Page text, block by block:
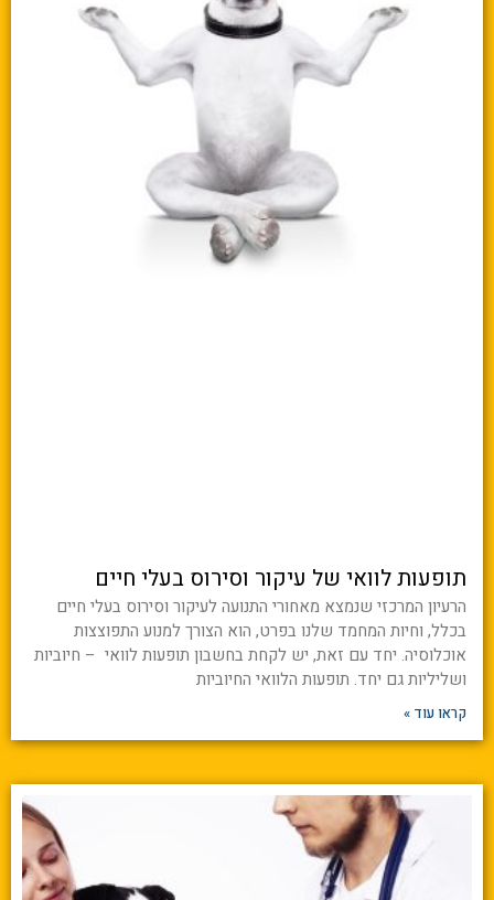
תופעות לוואי של עיקור וסירוס בעלי חיים
הרעיון המרכזי שנמצא מאחורי התנועה לעיקור וסירוס בעלי חיים
בכלל, וחיות המחמד שלנו בפרט, הוא הצורך למנוע התפוצצות
אוכלוסיה. יחד עם זאת, יש לקחת בחשבון תופעות לוואי – חיוביות
ושליליות גם יחד. תופעות הלוואי החיוביות
קראו עוד »